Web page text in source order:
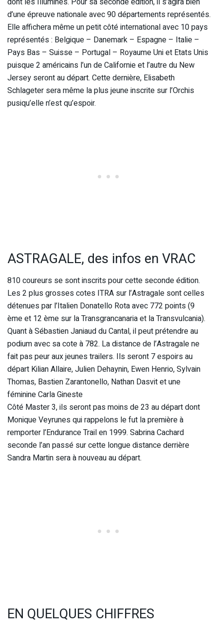
d’une épreuve nationale avec 90 départements représentés.
Elle affichera même un petit côté international avec 10 pays
représentés : Belgique – Danemark – Espagne – Italie –
Pays Bas – Suisse – Portugal – Royaume Uni et Etats Unis
puisque 2 américains l’un de Californie et l’autre du New
Jersey seront au départ. Cette dernière, Elisabeth
Schlageter sera même la plus jeune inscrite sur l’Orchis
pusiqu’elle n’est qu’espoir.
ASTRAGALE, des infos en VRAC
810 coureurs se sont inscrits pour cette seconde édition.
Les 2 plus grosses cotes ITRA sur l’Astragale sont celles
détenues par l’Italien Donatello Rota avec 772 points (9
ème et 12 ème sur la Transgrancanaria et la Transvulcania).
Quant à Sébastien Janiaud du Cantal, il peut prétendre au
podium avec sa cote à 782. La distance de l’Astragale ne
fait pas peur aux jeunes trailers. Ils seront 7 espoirs au
départ Kilian Allaire, Julien Dehaynin, Ewen Henrio, Sylvain
Thomas, Bastien Zarantonello, Nathan Dasvit et une
féminine Carla Gineste
Côté Master 3, ils seront pas moins de 23 au départ dont
Monique Veyrunes qui rappelons le fut la première à
remporter l’Endurance Trail en 1999. Sabrina Cachard
seconde l’an passé sur cette longue distance derrière
Sandra Martin sera à nouveau au départ.
EN QUELQUES CHIFFRES